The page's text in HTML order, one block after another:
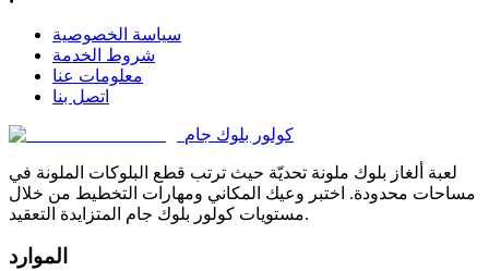
سياسة الخصوصية
شروط الخدمة
معلومات عنا
اتصل بنا
كولور بلوك جام
لعبة ألغاز بلوك ملونة تحديّة حيث ترتب قطع البلوكات الملونة في
مساحات محدودة. اختبر وعيك المكاني ومهارات التخطيط من خلال
مستويات كولور بلوك جام المتزايدة التعقيد.
الموارد